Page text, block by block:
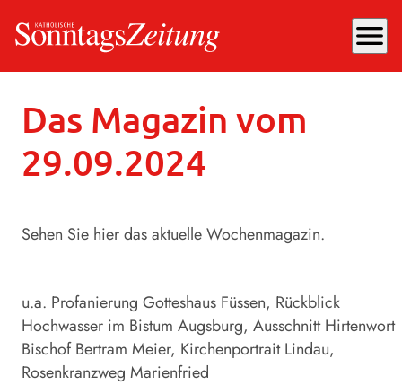
menu
Sonntag, 29.09.2024, 18:30 Uhr
Das Magazin vom
29.09.2024
Sehen Sie hier das aktuelle Wochenmagazin.
u.a. Profanierung Gotteshaus Füssen, Rückblick
Hochwasser im Bistum Augsburg, Ausschnitt Hirtenwort
Bischof Bertram Meier, Kirchenportrait Lindau,
Rosenkranzweg Marienfried